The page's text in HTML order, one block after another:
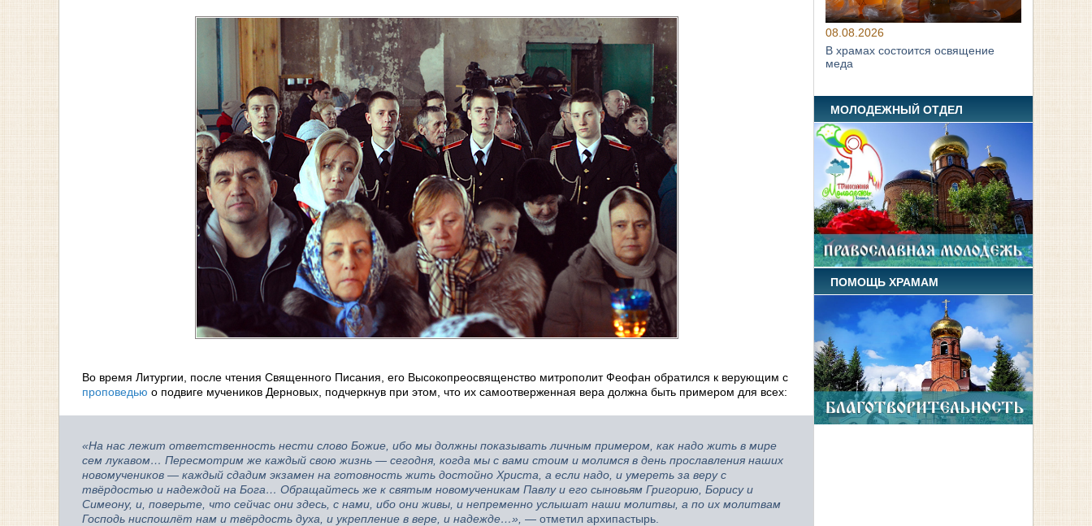
Во время Литургии, после чтения Священного Писания, его Высокопреосвященство митрополит Феофан обратился к верующим с
проповедью о подвиге мучеников Дерновых, подчеркнув при этом, что их самоотверженная вера должна быть примером для всех:
«На нас лежит ответственность нести слово Божие, ибо мы должны показывать личным примером, как надо жить в мире
сем лукавом… Пересмотрим же каждый свою жизнь — сегодня, когда мы с вами стоим и молимся в день прославления наших
новомучеников — каждый сдадим экзамен на готовность жить достойно Христа, а если надо, и умереть за веру с
твёрдостью и надеждой на Бога… Обращайтесь же к святым новомученикам Павлу и его сыновьям Григорию, Борису и
Симеону, и, поверьте, что сейчас они здесь, с нами, ибо они живы, и непременно услышат наши молитвы, а по их молитвам
Господь ниспошлёт нам и твёрдость духа, и укрепление в вере, и надежде…», — отметил архипастырь.
08.08.2026
В храмах состоится освящение
меда
МОЛОДЕЖНЫЙ ОТДЕЛ
ПОМОЩЬ ХРАМАМ